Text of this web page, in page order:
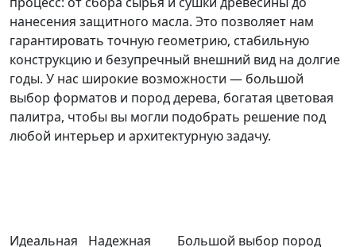
нанесения защитного масла. Это позволяет нам
гарантировать точную геометрию, стабильную
конструкцию и безупречный внешний вид на долгие
годы. У нас широкие возможности — большой
выбор форматов и пород дерева, богатая цветовая
палитра, чтобы вы могли подобрать решение под
любой интерьер и архитектурную задачу.
Идеальная
Надежная
Большой выбор пород